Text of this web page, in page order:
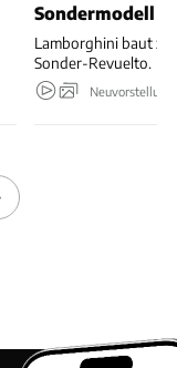
Sondermodell
Lamborghini baut
Sonder-Revuelto.